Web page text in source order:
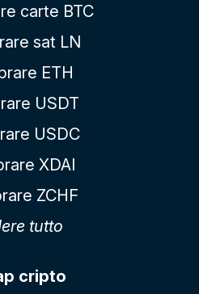
carte BTC
sat LN
ETH
USDT
USDC
XDAI
ZCHF
tutto
cripto